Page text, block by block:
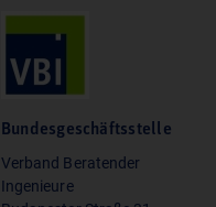
Bundesgeschäftsstelle
Verband Beratender
Ingenieure